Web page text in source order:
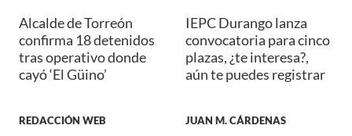
Alcalde de Torreón
confirma 18 detenidos
tras operativo donde
cayó ‘El Güino’
REDACCIÓN WEB
IEPC Durango lanza
convocatoria para cinco
plazas, ¿te interesa?,
aún te puedes registrar
JUAN M. CÁRDENAS